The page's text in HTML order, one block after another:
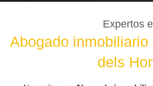
Expertos
Abogado
dels